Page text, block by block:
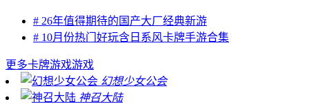
# 26年值得期待的国产大厂经典新游
# 10月份热门好玩含日系风卡牌手游合集
更多卡牌游戏游戏
幻想少女公会
神召大陆